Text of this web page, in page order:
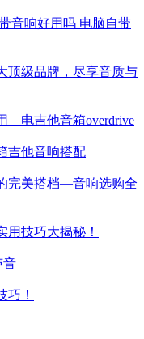
音响好用吗 电脑自带
顶级品牌，尽享音质与
电吉他音箱overdrive
吉他音响搭配
完美搭档—音响选购全
技巧大揭秘！
音
巧！